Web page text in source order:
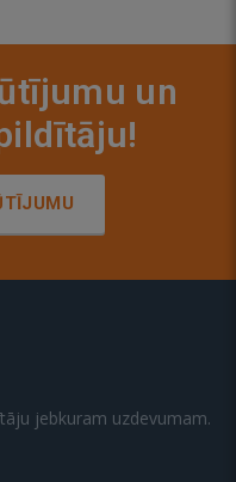
un
jebkuram uzdevumam.